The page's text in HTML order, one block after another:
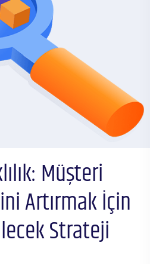
Müşteri
Artırmak İçin
Strateji